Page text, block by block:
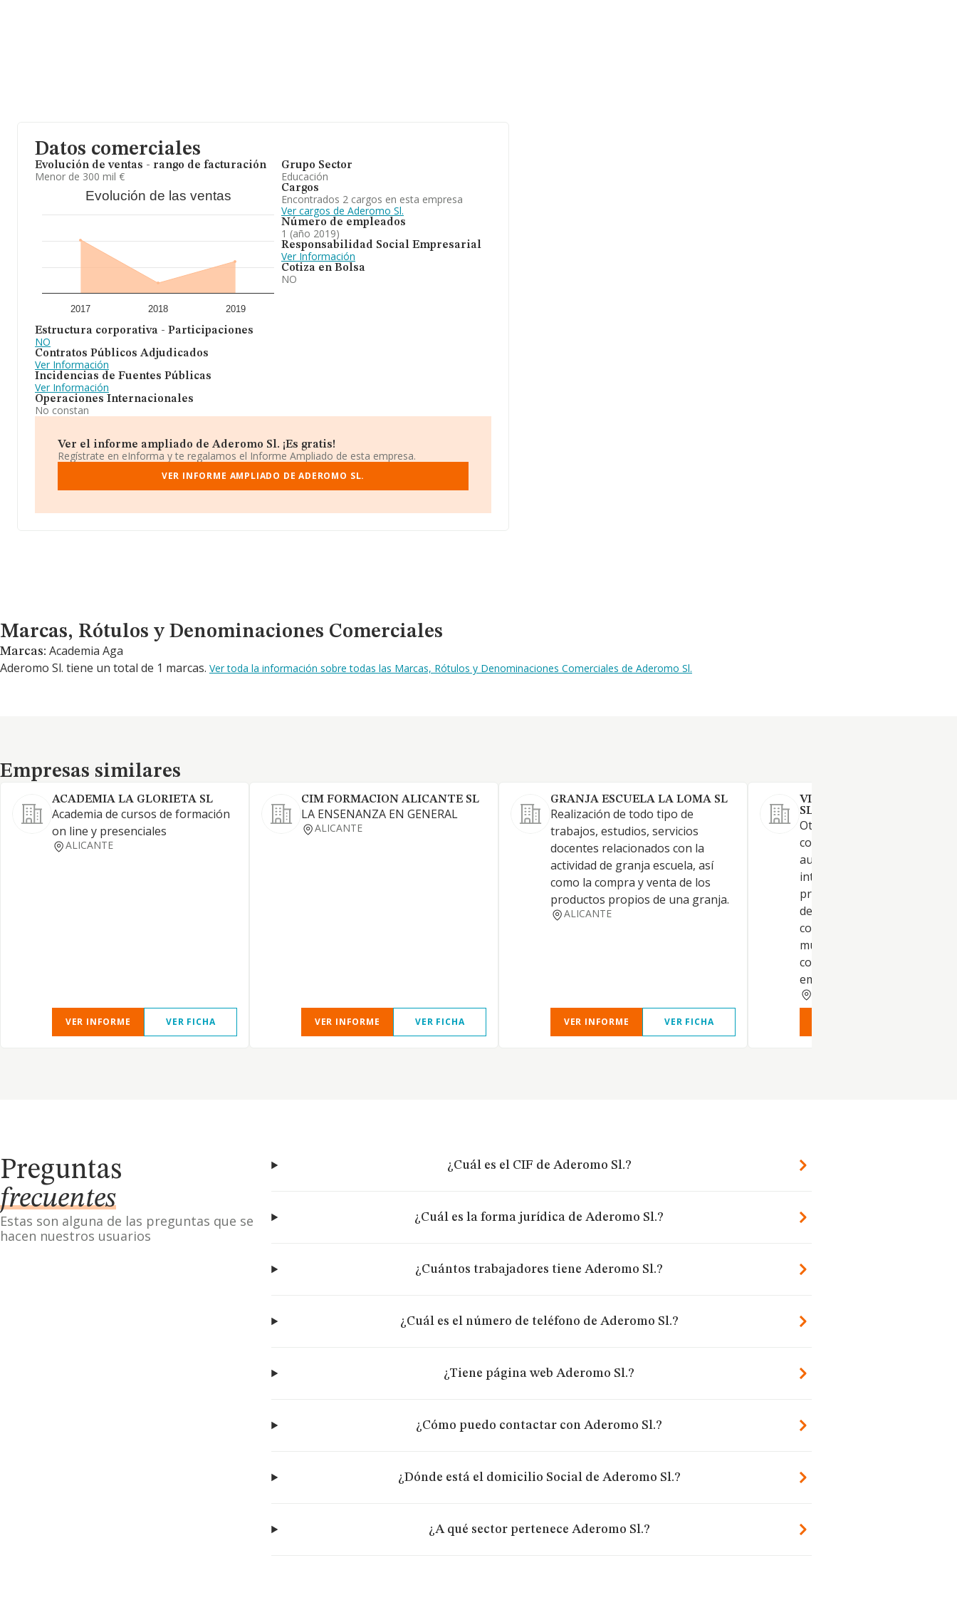
Datos comerciales
Evolución de ventas - rango de facturación
Menor de 300 mil €
Evolución de las ventas
2017 2018 2019
Estructura corporativa - Participaciones
NO
Contratos Públicos Adjudicados
Ver Información
Incidencias de Fuentes Públicas
Ver Información
Operaciones Internacionales
No constan
Grupo Sector
Educación
Cargos
Encontrados 2 cargos en esta empresa
Ver cargos de Aderomo Sl.
Número de empleados
1 (año 2019)
Responsabilidad Social Empresarial
Ver Información
Cotiza en Bolsa
NO
Ver el informe ampliado de Aderomo Sl. ¡Es gratis!
Regístrate en eInforma y te regalamos el Informe Ampliado de esta empresa.
VER INFORME AMPLIADO DE ADEROMO SL.
Marcas, Rótulos y Denominaciones Comerciales
Marcas, Rótulos y Denominaciones Comerciales
Marcas: Academia Aga
Aderomo Sl. tiene un total de 1 marcas. Ver toda la información sobre todas las Marcas, Rótulos y Denominaciones Comerciales de Aderomo Sl.
Empresas similares
Empresas similares
ACADEMIA LA GLORIETA SL
Academia de cursos de formación
on line y presenciales
ALICANTE
VER INFORME VER FICHA
CIM FORMACION ALICANTE SL
LA ENSENANZA EN GENERAL
ALICANTE
VER INFORME VER FICHA
GRANJA ESCUELA LA LOMA SL
Realización de todo tipo de
trabajos, estudios, servicios
docentes relacionados con la
actividad de granja escuela, así
como la compra y venta de los
productos propios de una granja.
ALICANTE
VER INFORME VER FICHA
VISIONAIR TECHNICS
SL.
Otra educación. Actividades
contabilidad, teneduría de
auditoría y asesoría fiscal -
intermediación-. Actividades
programación informática.
de libros. Organización de
convenciones y ferias de
muestras. Otras actividades
consultoría de gestión
empresarial
Preguntas
frecuentes
Estas son alguna de las preguntas que se
hacen nuestros usuarios
¿Cuál es el CIF de Aderomo Sl.?
¿Cuál es la forma jurídica de Aderomo Sl.?
¿Cuántos trabajadores tiene Aderomo Sl.?
¿Cuál es el número de teléfono de Aderomo Sl.?
¿Tiene página web Aderomo Sl.?
¿Cómo puedo contactar con Aderomo Sl.?
¿Dónde está el domicilio Social de Aderomo Sl.?
¿A qué sector pertenece Aderomo Sl.?